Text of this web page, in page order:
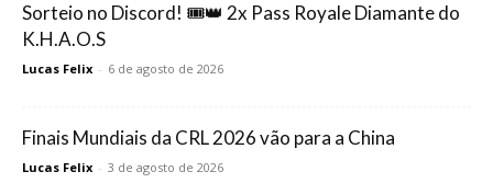
Sorteio no Discord! 🎟️👑 2x Pass Royale Diamante do
K.H.A.O.S
Lucas Felix - 6 de agosto de 2026
Finais Mundiais da CRL 2026 vão para a China
Lucas Felix - 3 de agosto de 2026